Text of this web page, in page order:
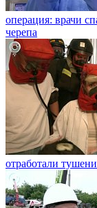
операция: врачи
черепа
отработали